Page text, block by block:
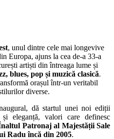
, unul dintre cele mai longevive
Europa, ajuns la cea de-a 33-a
artiști din întreaga lume și
blues, pop și muzică clasică.
orașul într-un veritabil
diverse.
dă startul unei noi ediții
eleganță, valori care definesc
Patronaj al Majestății Sale
Radu încă din 2005.